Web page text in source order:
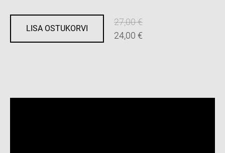
LISA OSTUKORVI
27,00 €
24,00 €